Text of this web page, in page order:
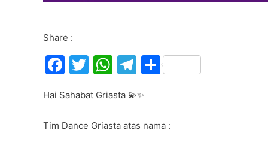
Share :
F
c
e
T
itt
er
W
at
s
T
e
gr
S
e
Hai Sahabat Griasta 💫✨
Tim Dance Griasta atas nama :